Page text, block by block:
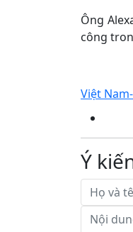
Ông
công
Việt
Ý